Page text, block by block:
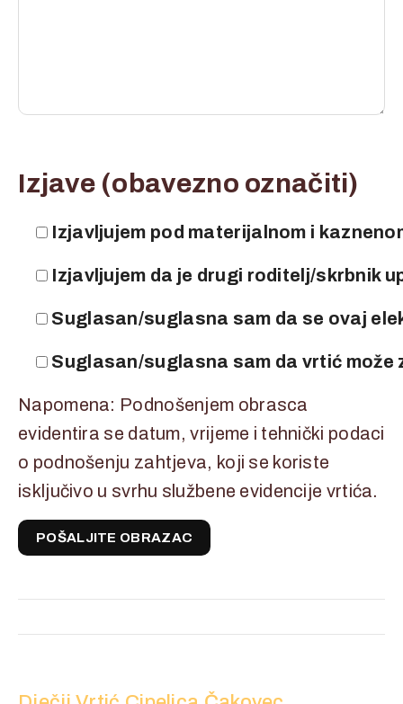
Izjave (obavezno označiti)
Izjavljujem pod materijalnom i
Izjavljujem da je drugi roditelj/skrbnik
Suglasan/suglasna sam da se ovaj
Suglasan/suglasna sam da vrtić
Napomena: Podnošenjem obrasca
evidentira se datum, vrijeme i tehnički podaci
o podnošenju zahtjeva, koji se koriste
isključivo u svrhu službene evidencije vrtića.